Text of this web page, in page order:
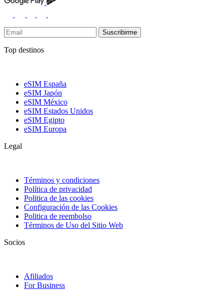
Suscribirme
Top destinos
eSIM España
eSIM Japón
eSIM México
eSIM Estados Unidos
eSIM Egipto
eSIM Europa
Legal
Términos y condiciones
Política de privacidad
Politica de las cookies
Configuración de las Cookies
Politica de reembolso
Términos de Uso del Sitio Web
Socios
Afiliados
For Business